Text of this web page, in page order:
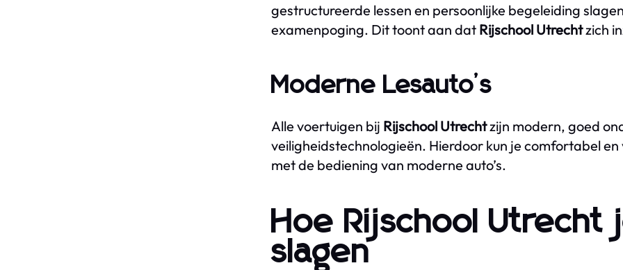
gestructureerde lessen en persoonlijke begeleiding
examenpoging. Dit toont aan dat Rijschool Utrechtzich
Moderne Lesauto’s
Alle voertuigen bij Rijschool Utrechtzijn modern, goed
veiligheidstechnologieën. Hierdoor kun je comfortabel
met de bediening van moderne auto’s.
Hoe Rijschool
slagen